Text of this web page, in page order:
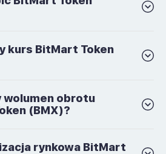
kurs BitMart Token
wolumen obrotu
(BMX)?
rynkowa BitMart